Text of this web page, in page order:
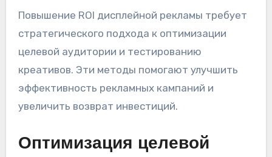
Повышение ROI дисплейной рекламы требует
стратегического подхода к оптимизации
целевой аудитории и тестированию
креативов. Эти методы помогают улучшить
эффективность рекламных кампаний и
увеличить возврат инвестиций.
Оптимизация целевой